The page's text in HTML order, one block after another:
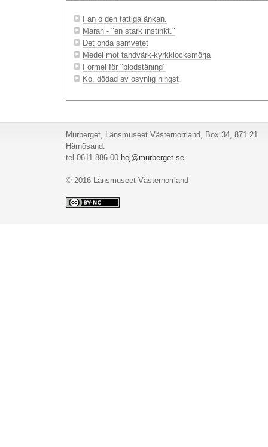
Fan o den fattiga änkan.
Maran - "en stark instinkt."
Det onda samvetet
Medel mot tandvärk-kyrkklocksmörja
Formel för "blodstäning"
Ko, dödad av osynlig hingst
Murberget, Länsmuseet Västernorrland, Box 34, 871 21
Härnösand.
tel 0611-886 00 hej@murberget.se
© 2016 Länsmuseet Västernorrland